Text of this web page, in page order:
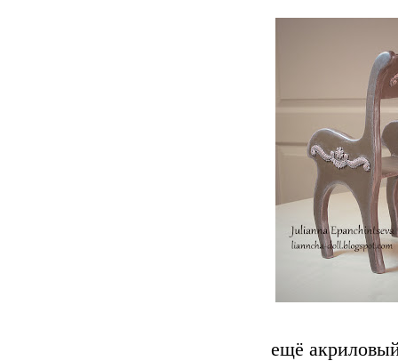
ещё